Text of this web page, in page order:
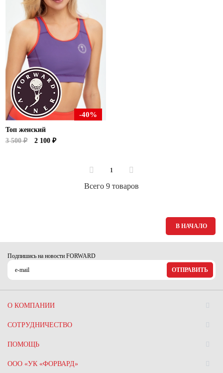
-40%
Топ женский
3 500 ₽
2 100 ₽
1
Всего 9 товаров
В НАЧАЛО
Подпишись на новости FORWARD
ОТПРАВИТЬ
О КОМПАНИИ
СОТРУДНИЧЕСТВО
ПОМОЩЬ
ООО «УК «ФОРВАРД»